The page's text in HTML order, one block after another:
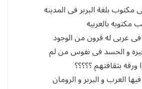
مكتوب بلغة البربر فى المدينه
مكتوبه بالعربيه
عربى له قرون من الوجود
و الحسد فى نفوس من لم
بثقافتهم ؟؟؟؟؟
العرب و البربر و الرومان